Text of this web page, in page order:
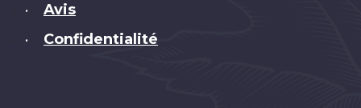
• Avis
• Confidentialité